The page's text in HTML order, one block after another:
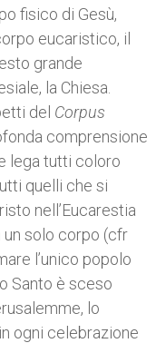
fisico di Gesù,
eucaristico, il
grande
la Chiesa.
del Corpus
comprensione
lega tutti coloro
quelli che si
nell’Eucarestia
un solo corpo (cfr
l’unico popolo
Santo è sceso
lo
ogni celebrazione